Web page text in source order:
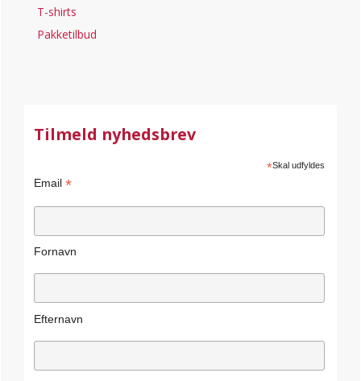
T-shirts
Pakketilbud
Tilmeld nyhedsbrev
*Skal udfyldes
Email *
Fornavn
Efternavn